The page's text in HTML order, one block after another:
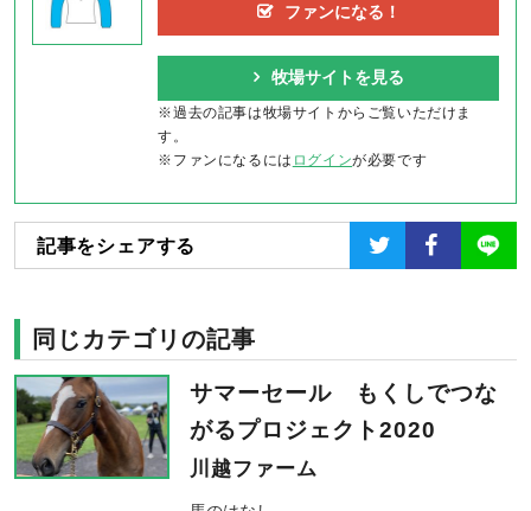
ファンになる！
牧場サイトを見る
※過去の記事は牧場サイトからご覧いただけま
す。
※ファンになるには ログインが必要です
記事をシェアする
同じカテゴリの記事
サマーセール もくしでつな
がるプロジェクト2020
川越ファーム